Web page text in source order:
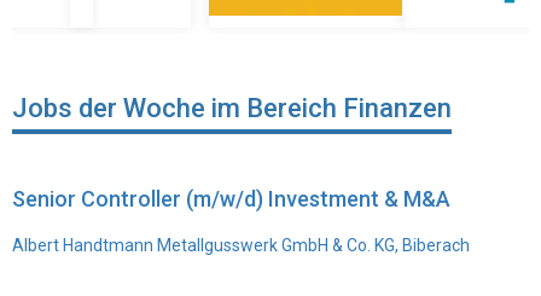
Jobs der Woche im Bereich Finanzen
Senior Controller (m/w/d) Investment & M&A
Albert Handtmann Metallgusswerk GmbH & Co. KG, Biberach